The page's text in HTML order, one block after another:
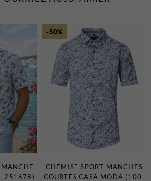
MANCHE
251678)
-50%
CHEMISE SPORT MANCHES
COURTES CASA MODA (100-